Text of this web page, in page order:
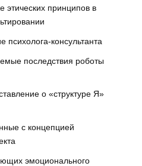
этических принципов в
психолога-консультанта
последствия роботы
о «структуре Я»
с концепцией
эмоционального